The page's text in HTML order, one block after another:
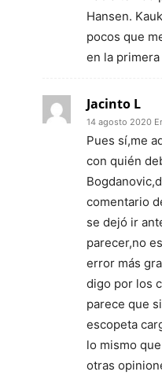
Hansen.
pocos que
en la
Jacinto L
14 agosto 2020
Pues sí,me
con quién
comentario
se dejó ir
parecer,no
error más
digo por los
parece que
escopeta
lo mismo
otras